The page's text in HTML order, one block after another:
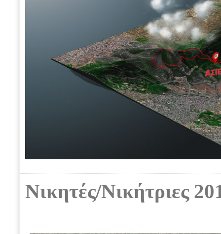
Νικητές/Νικήτριες